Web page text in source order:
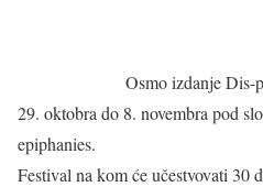
Osmo izdanje Dis-
29. oktobra do 8. novembra pod
epiphanies.
Festival na kom će učestvovati 30